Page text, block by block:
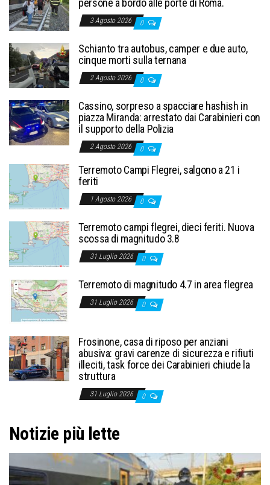
persone a bordo alle porte di Roma.
3 Agosto 2026 0
Schianto tra autobus, camper e due auto,
cinque morti sulla ternana
2 Agosto 2026 0
Cassino, sorpreso a spacciare hashish in
piazza Miranda: arrestato dai Carabinieri con
il supporto della Polizia
2 Agosto 2026 0
Terremoto Campi Flegrei, salgono a 21 i
feriti
1 Agosto 2026 0
Terremoto campi flegrei, dieci feriti. Nuova
scossa di magnitudo 3.8
31 Luglio 2026 0
Terremoto di magnitudo 4.7 in area flegrea
31 Luglio 2026 0
Frosinone, casa di riposo per anziani
abusiva: gravi carenze di sicurezza e rifiuti
illeciti, task force dei Carabinieri chiude la
struttura
31 Luglio 2026 0
Notizie più lette